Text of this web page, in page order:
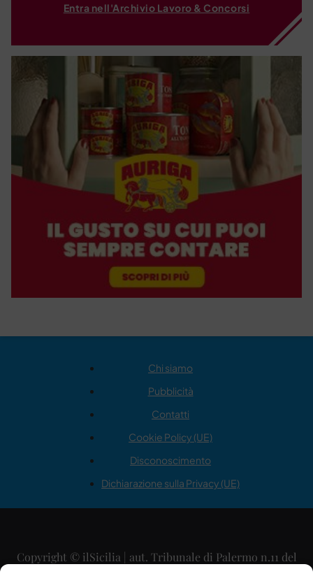
Entra nell'Archivio Lavoro & Concorsi
Chi siamo
Pubblicità
Contatti
Cookie Policy (UE)
Disconoscimento
Dichiarazione sulla Privacy (UE)
Copyright © ilSicilia | aut. Tribunale di Palermo n.11 del